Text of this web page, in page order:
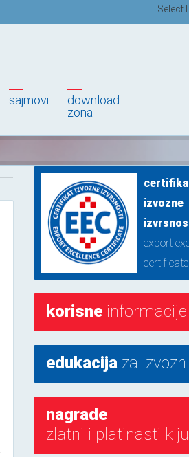
Select
sajmovi
download
zona
izvozne
export
certificate
korisne informacije
edukacija za
nagrade
zlatni i platinasti